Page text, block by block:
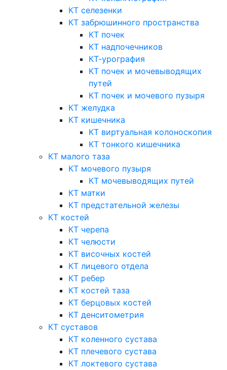
КТ селезенки
КТ забрюшинного пространства
КТ почек
КТ надпочечников
КТ-урография
КТ почек и мочевыводящих
путей
КТ почек и мочевого пузыря
КТ желудка
КТ кишечника
КТ виртуальная колоноскопия
КТ тонкого кишечника
КТ малого таза
КТ мочевого пузыря
КТ мочевыводящих путей
КТ матки
КТ предстательной железы
КТ костей
КТ черепа
КТ челюсти
КТ височных костей
КТ лицевого отдела
КТ ребер
КТ костей таза
КТ берцовых костей
КТ денситометрия
КТ суставов
КТ коленного сустава
КТ плечевого сустава
КТ локтевого сустава